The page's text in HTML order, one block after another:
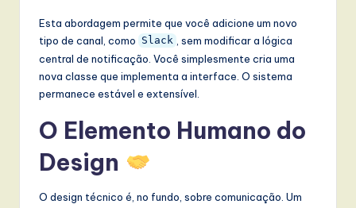
Esta abordagem permite que você adicione um novo
tipo de canal, como Slack , sem modificar a lógica
central de notificação. Você simplesmente cria uma
nova classe que implementa a interface. O sistema
permanece estável e extensível.
O Elemento Humano do
Design
O design técnico é, no fundo, sobre comunicação. Um